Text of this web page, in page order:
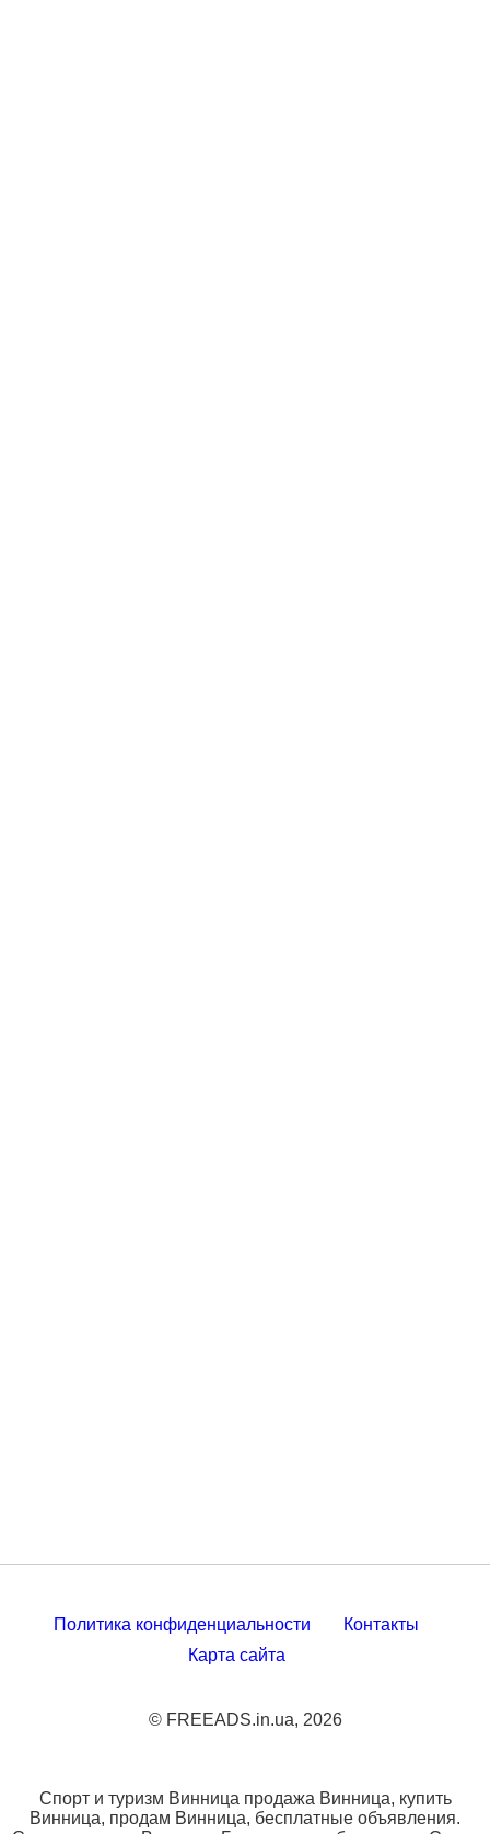
Политика конфиденциальности
Контакты
Карта сайта
© FREEADS.in.ua, 2026
Спорт и туризм Винница продажа Винница, купить
Винница, продам Винница, бесплатные объявления.